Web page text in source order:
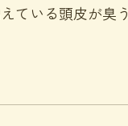
ている頭皮が臭う